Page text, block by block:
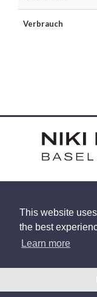
This website
the best
Learn more
Verbrauch
EMAIL